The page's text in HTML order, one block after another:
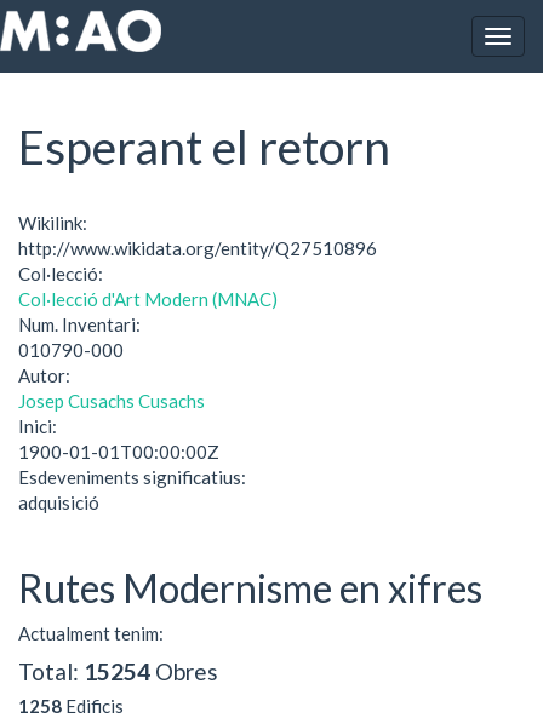
Vés al contingut
Inici Esperant el retorn
Esperant el retorn
Wikilink:
http://www.wikidata.org/entity/Q27510896
Col·lecció:
Col·lecció d'Art Modern (MNAC)
Num. Inventari:
010790-000
Autor:
Josep Cusachs Cusachs
Inici:
1900-01-01T00:00:00Z
Esdeveniments significatius:
adquisició
Rutes Modernisme en xifres
Actualment tenim:
Total: 15254 Obres
1258 Edificis